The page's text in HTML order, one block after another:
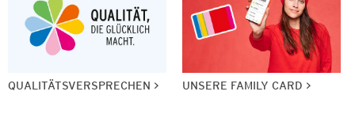
QUALITÄTSVERSPRECHEN UNSERE FAMILY CARD